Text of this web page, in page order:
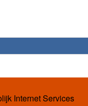
Internet Services